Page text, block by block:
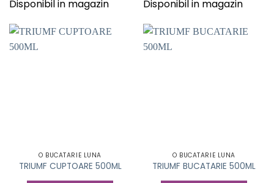
Disponibil in magazin Disponibil in magazin
O BUCATARIE LUNA
TRIUMF CUPTOARE 500ML
O BUCATARIE LUNA
TRIUMF BUCATARIE 500ML